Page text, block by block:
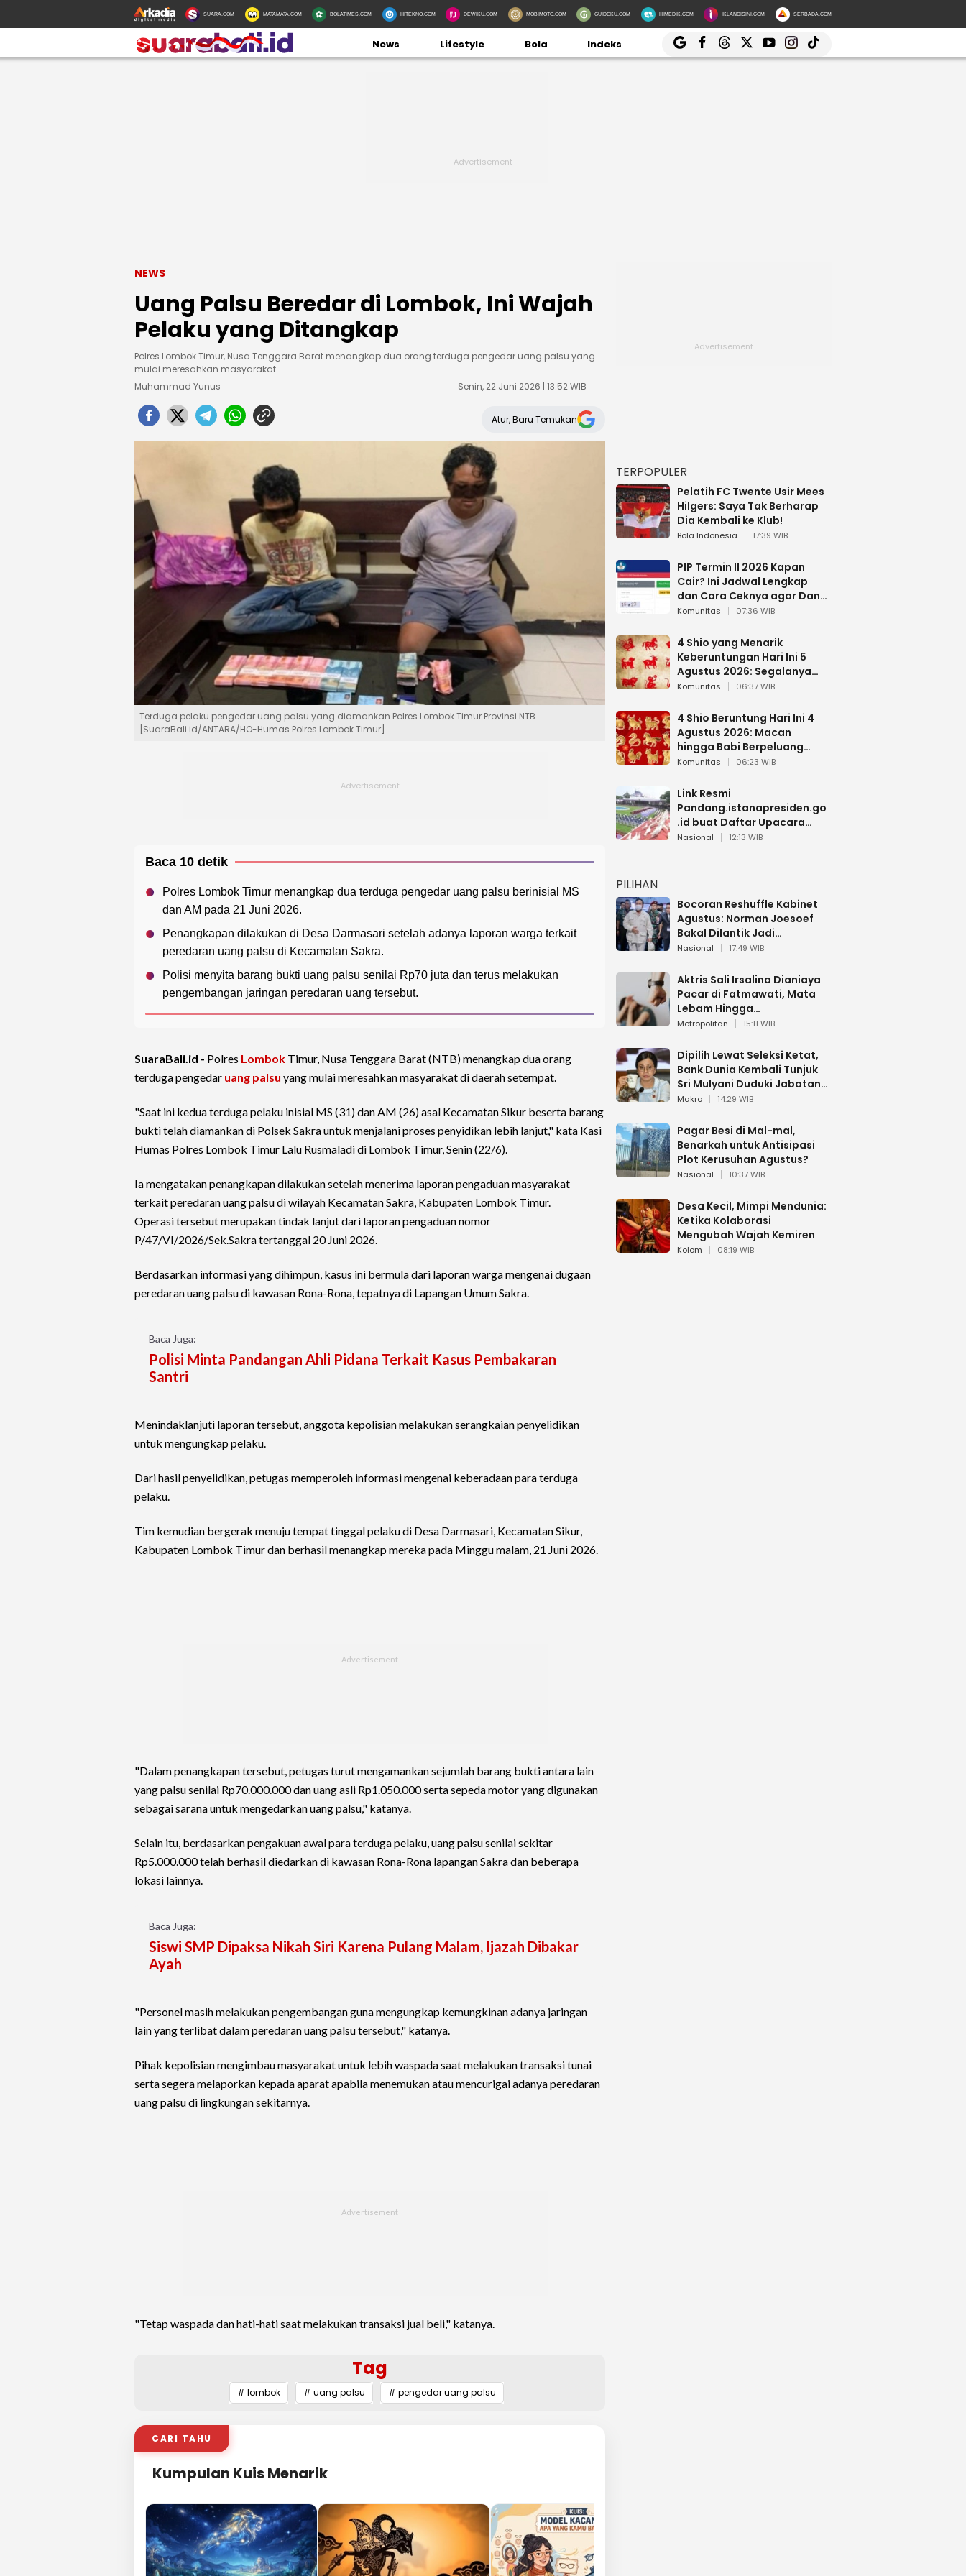
SUARA.COM MATAMATA.COM BOLATIMES.COM HITEKNO.COM DEWIKU.COM MOBIMOTO.COM GUIDEKU.COM HIMEDIK.COM IKLANDISINI.COM SERBADA.COM
News Lifestyle Bola Indeks
NEWS
Uang Palsu Beredar di Lombok, Ini Wajah
Pelaku yang Ditangkap
Polres Lombok Timur, Nusa Tenggara Barat menangkap dua orang terduga pengedar uang palsu yang
mulai meresahkan masyarakat
Muhammad Yunus
Senin, 22 Juni 2026 | 13:52 WIB
Atur, Baru Temukan
Terduga pelaku pengedar uang palsu yang diamankan Polres Lombok Timur Provinsi NTB
[SuaraBali.id/ANTARA/HO-Humas Polres Lombok Timur]
Baca 10 detik
Polres Lombok Timur menangkap dua terduga pengedar uang palsu berinisial MS
dan AM pada 21 Juni 2026.
Penangkapan dilakukan di Desa Darmasari setelah adanya laporan warga terkait
peredaran uang palsu di Kecamatan Sakra.
Polisi menyita barang bukti uang palsu senilai Rp70 juta dan terus melakukan
pengembangan jaringan peredaran uang tersebut.
SuaraBali.id - Polres Lombok Timur, Nusa Tenggara Barat (NTB) menangkap dua orang
terduga pengedar uang palsu yang mulai meresahkan masyarakat di daerah setempat.
"Saat ini kedua terduga pelaku inisial MS (31) dan AM (26) asal Kecamatan Sikur beserta barang
bukti telah diamankan di Polsek Sakra untuk menjalani proses penyidikan lebih lanjut," kata Kasi
Humas Polres Lombok Timur Lalu Rusmaladi di Lombok Timur, Senin (22/6).
Ia mengatakan penangkapan dilakukan setelah menerima laporan pengaduan masyarakat
terkait peredaran uang palsu di wilayah Kecamatan Sakra, Kabupaten Lombok Timur.
Operasi tersebut merupakan tindak lanjut dari laporan pengaduan nomor
P/47/VI/2026/Sek.Sakra tertanggal 20 Juni 2026.
Berdasarkan informasi yang dihimpun, kasus ini bermula dari laporan warga mengenai dugaan
peredaran uang palsu di kawasan Rona-Rona, tepatnya di Lapangan Umum Sakra.
Baca Juga:
Polisi Minta Pandangan Ahli Pidana Terkait Kasus Pembakaran
Santri
Menindaklanjuti laporan tersebut, anggota kepolisian melakukan serangkaian penyelidikan
untuk mengungkap pelaku.
Dari hasil penyelidikan, petugas memperoleh informasi mengenai keberadaan para terduga
pelaku.
Tim kemudian bergerak menuju tempat tinggal pelaku di Desa Darmasari, Kecamatan Sikur,
Kabupaten Lombok Timur dan berhasil menangkap mereka pada Minggu malam, 21 Juni 2026.
"Dalam penangkapan tersebut, petugas turut mengamankan sejumlah barang bukti antara lain
yang palsu senilai Rp70.000.000 dan uang asli Rp1.050.000 serta sepeda motor yang digunakan
sebagai sarana untuk mengedarkan uang palsu," katanya.
Selain itu, berdasarkan pengakuan awal para terduga pelaku, uang palsu senilai sekitar
Rp5.000.000 telah berhasil diedarkan di kawasan Rona-Rona lapangan Sakra dan beberapa
lokasi lainnya.
Baca Juga:
Siswi SMP Dipaksa Nikah Siri Karena Pulang Malam, Ijazah Dibakar
Ayah
"Personel masih melakukan pengembangan guna mengungkap kemungkinan adanya jaringan
lain yang terlibat dalam peredaran uang palsu tersebut," katanya.
Pihak kepolisian mengimbau masyarakat untuk lebih waspada saat melakukan transaksi tunai
serta segera melaporkan kepada aparat apabila menemukan atau mencurigai adanya peredaran
uang palsu di lingkungan sekitarnya.
"Tetap waspada dan hati-hati saat melakukan transaksi jual beli," katanya.
Tag
# lombok # uang palsu # pengedar uang palsu
CARI TAHU
Kumpulan Kuis Menarik
TERPOPULER
Pelatih FC Twente Usir Mees
Hilgers: Saya Tak Berharap
Dia Kembali ke Klub!
Bola Indonesia 17:39 WIB
PIP Termin II 2026 Kapan
Cair? Ini Jadwal Lengkap
dan Cara Ceknya agar Dana
Tidak Hangus!
Komunitas 07:36 WIB
4 Shio yang Menarik
Keberuntungan Hari Ini 5
Agustus 2026: Segalanya
Berjalan Lancar
Komunitas 06:37 WIB
4 Shio Beruntung Hari Ini 4
Agustus 2026: Macan
hingga Babi Berpeluang
Dapat Kabar Baik
Komunitas 06:23 WIB
Link Resmi
Pandang.istanapresiden.go
.id buat Daftar Upacara
Bendera HUT RI di Istana
Nasional 12:13 WIB
PILIHAN
Bocoran Reshuffle Kabinet
Agustus: Norman Joesoef
Bakal Dilantik Jadi
Wamenhan RI
Nasional 17:49 WIB
Aktris Sali Irsalina Dianiaya
Pacar di Fatmawati, Mata
Lebam Hingga
Diselamatkan Polantas
Metropolitan 15:11 WIB
Dipilih Lewat Seleksi Ketat,
Bank Dunia Kembali Tunjuk
Sri Mulyani Duduki Jabatan
Strategis
Makro 14:29 WIB
Pagar Besi di Mal-mal,
Benarkah untuk Antisipasi
Plot Kerusuhan Agustus?
Nasional 10:37 WIB
Desa Kecil, Mimpi Mendunia:
Ketika Kolaborasi
Mengubah Wajah Kemiren
Kolom 08:19 WIB